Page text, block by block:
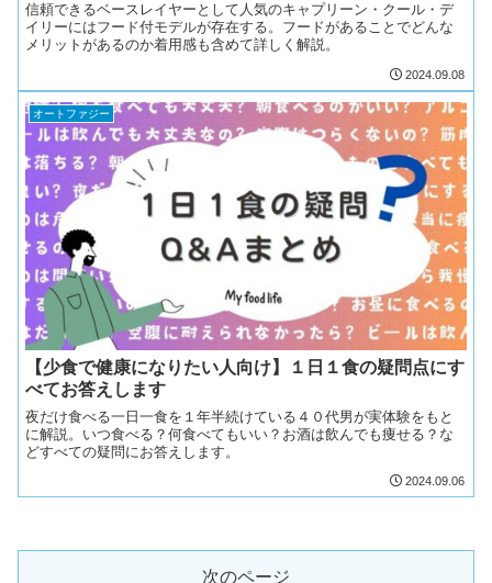
信頼できるベースレイヤーとして人気のキャプリーン・クール・デ
イリーにはフード付モデルが存在する。フードがあることでどんな
メリットがあるのか着用感も含めて詳しく解説。
2024.09.08
オートファジー
【少食で健康になりたい人向け】１日１食の疑問点にす
べてお答えします
夜だけ食べる一日一食を１年半続けている４０代男が実体験をもと
に解説。いつ食べる？何食べてもいい？お酒は飲んでも痩せる？な
どすべての疑問にお答えします。
2024.09.06
次のページ